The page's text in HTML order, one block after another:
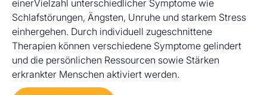
Schlafstörungen, Ängsten, Unruhe und starkem Stress
einhergehen. Durch individuell zugeschnittene
Therapien können verschiedene Symptome gelindert
und die persönlichen Ressourcen sowie Stärken
erkrankter Menschen aktiviert werden.